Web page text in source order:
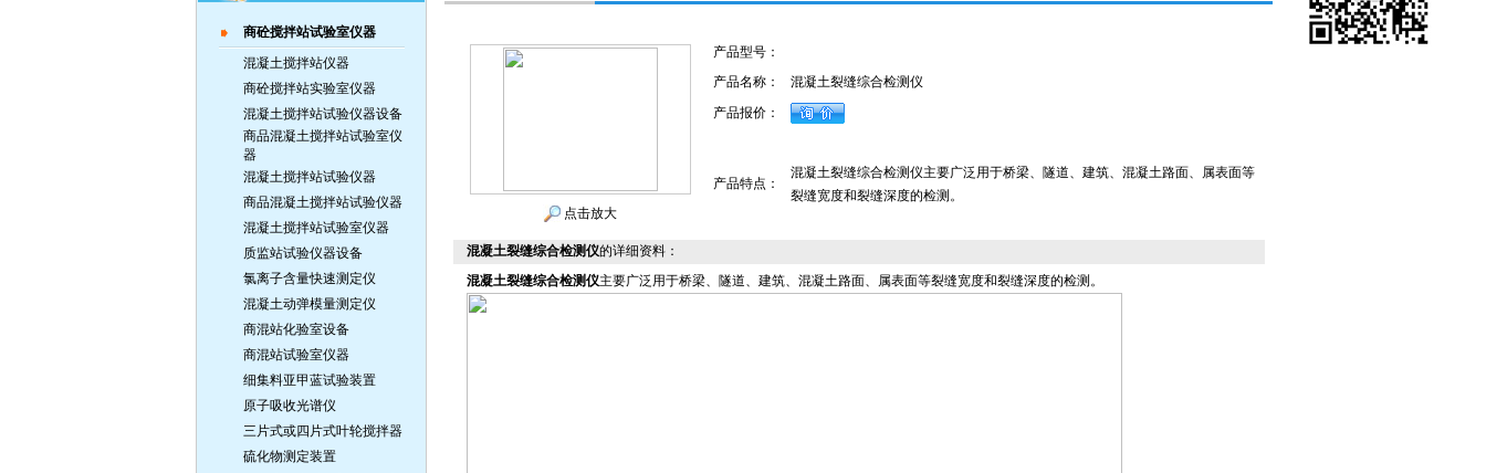
商砼搅拌站试验室仪器
混凝土搅拌站仪器
商砼搅拌站实验室仪器
混凝土搅拌站试验仪器设备
商品混凝土搅拌站试验室仪
器
混凝土搅拌站试验仪器
商品混凝土搅拌站试验仪器
混凝土搅拌站试验室仪器
质监站试验仪器设备
氯离子含量快速测定仪
混凝土动弹模量测定仪
商混站化验室设备
商混站试验室仪器
细集料亚甲蓝试验装置
原子吸收光谱仪
三片式或四片式叶轮搅拌器
硫化物测定装置
点击放大
产品型号：
产品名称：
混凝土裂缝综合检测仪
产品报价：
产品特点：
混凝土裂缝综合检测仪主要广泛用于桥梁、隧道、建筑、混凝土路面、属表面等
裂缝宽度和裂缝深度的检测。
混凝土裂缝综合检测仪的详细资料：
混凝土裂缝综合检测仪主要广泛用于桥梁、隧道、建筑、混凝土路面、属表面等裂缝宽度和裂缝深度的检测。